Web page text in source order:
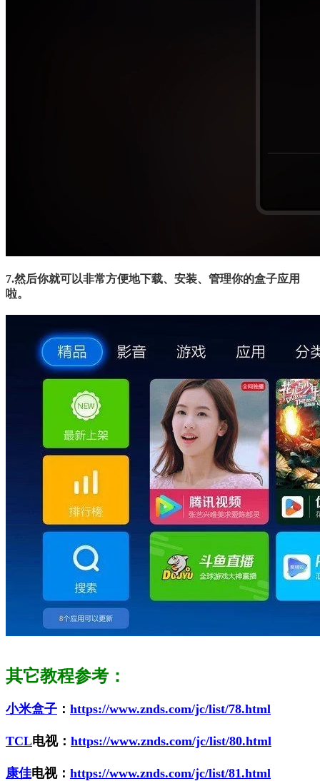
7.然后你就可以非常方便地下载、安装、管理你的盒子应用
啦。
其它教程参考：
小米盒子 ： https://www.znds.com/jc/list/78.html
TCL电视： https://www.znds.com/jc/list/80.html
康佳电视： https://www.znds.com/jc/list/81.html